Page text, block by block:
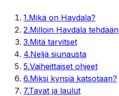
1.Mikä on Havdala?
2.Milloin Havdala tehdään
3.Mitä tarvitset
4.Neljä siunausta
5.Vaiheittaiset ohjeet
6.Miksi kynsiä katsotaan?
7.Tavat ja laulut